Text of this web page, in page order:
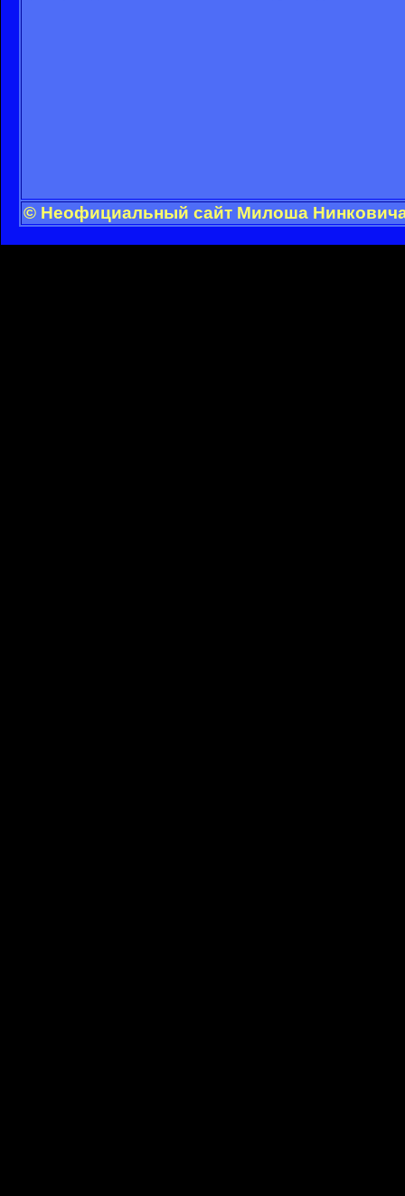
© Неофициальный сайт Милоша Нинковича